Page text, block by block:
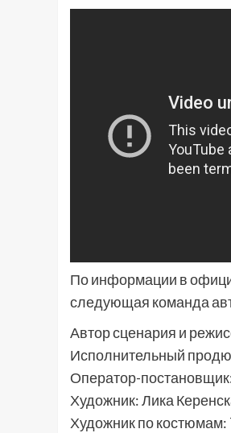
По информации в
следующая команда
Автор сценария и
Исполнительный
Оператор-
Художник: Лика
Художник по костюмам: